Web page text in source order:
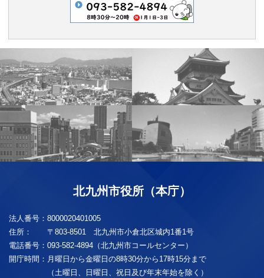
北九州市役所（本庁）
法人番号： 8000020401005
住所：
〒803-8501 北九州市小倉北区城内1番1号
電話番号： 093-582-4894（北九州市コールセンター）
開庁時間： 月曜日から金曜日の8時30分から17時15分まで
（土曜日、日曜日、祝日及び年末年始を除く）